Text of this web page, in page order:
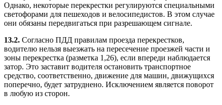
Однако, некоторые перекрестки регулируются специальными
светофорами для пешеходов и велосипедистов. В этом случае
они обязаны передвигаться при разрешающем сигнале.
13.2. Согласно ПДД правилам проезда перекрестков,
водителю нельзя выезжать на пересечение проезжей части и
зоны перекрестка (разметка 1,26), если впереди наблюдается
затор. Это заставит водителя остановить транспортное
средство, соответственно, движение для машин, движущихся
поперечно, будет затруднено. Исключением является поворот
в любую из сторон.